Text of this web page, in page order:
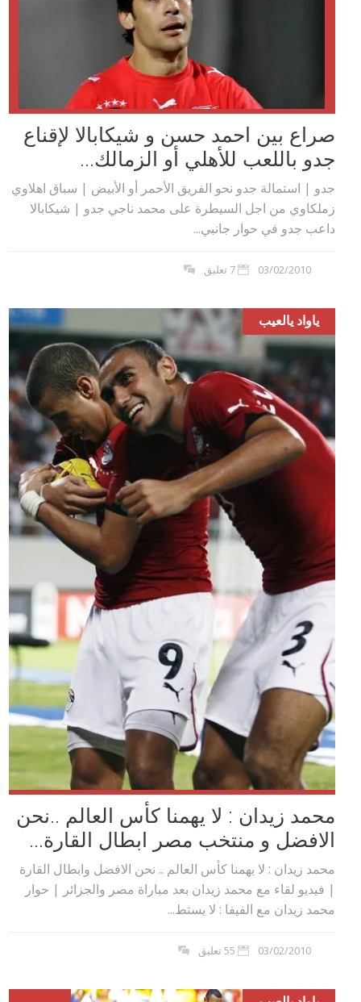
صراع بين احمد حسن و شيكابالا لإقناع
جدو باللعب للأهلي أو الزمالك...
جدو | استمالة جدو نحو الفريق الأحمر أو الأبيض | سباق اهلاوي
زملكاوي من اجل السيطرة على محمد ناجي جدو | شيكابالا
داعب جدو في حوار جانبي...
03/02/2010 7 تعليق
ياواد يالعيب
محمد زيدان : لا يهمنا كأس العالم ..نحن
الافضل و منتخب مصر ابطال القارة...
محمد زيدان : لا يهمنا كأس العالم .. نحن الافضل وابطال القارة
| فيديو لقاء مع محمد زيدان بعد مباراة مصر والجزائر | حوار
محمد زيدان مع الفيفا : لا يستط...
03/02/2010 55 تعليق